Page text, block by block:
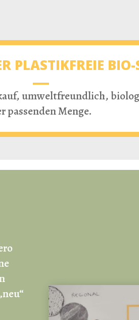
PLASTIKFREIE
umweltfreundlich,
passenden Menge.